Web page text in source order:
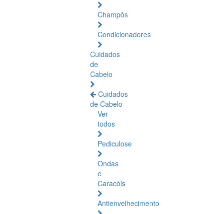
Champôs
Condicionadores
Cuidados
de
Cabelo
Cuidados
de Cabelo
Ver
todos
Pediculose
Ondas
e
Caracóis
Antienvelhecimento